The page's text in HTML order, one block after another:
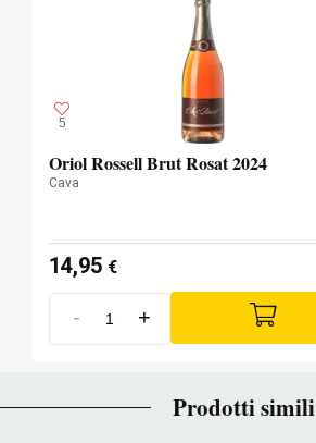
5
Oriol Rossell Brut Rosat 2024
Cava
14,95 €
- +
Prodotti simili